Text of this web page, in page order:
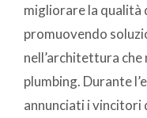
migliorare la qualità
promuovendo
nell’architettura che
plumbing. Durante
annunciati i vincitori